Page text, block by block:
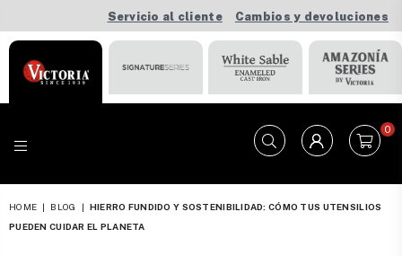
Servicio al cliente Cambios y devoluciones
0
HOME | BLOG | HIERRO FUNDIDO Y SOSTENIBILIDAD: CÓMO TUS UTENSILIOS
PUEDEN CUIDAR EL PLANETA